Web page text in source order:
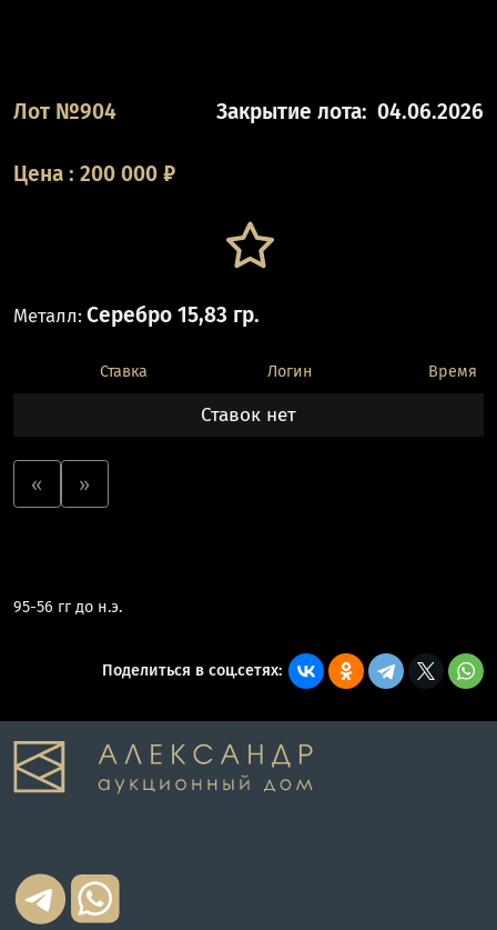
Лот №904 Закрытие лота: 04.06.2026
Цена : 200 000 ₽
Металл: Серебро 15,83 гр.
Ставка Логин Время
Ставок нет
« »
95-56 гг до н.э.
Поделиться в соц.сетях: